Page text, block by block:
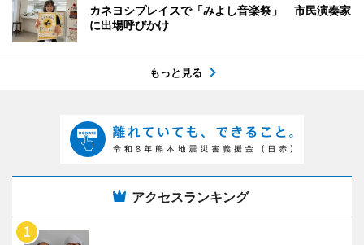
カネヨシプレイスで「みよし音楽祭」 市民演奏家
に出場呼びかけ
もっと見る
アクセスランキング